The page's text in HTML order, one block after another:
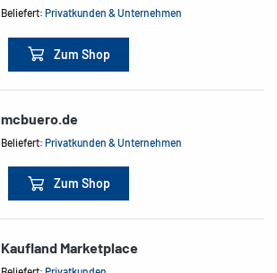
Beliefert:Privatkunden & Unternehmen
Zum Shop
mcbuero.de
Beliefert:Privatkunden & Unternehmen
Zum Shop
Kaufland Marketplace